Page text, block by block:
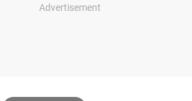
Advertisement